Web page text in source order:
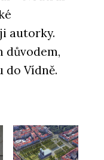
autorky.
důvodem,
do Vídně.